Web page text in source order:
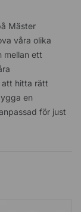
Mäster
våra olika
mellan ett
att hitta rätt
en
för just